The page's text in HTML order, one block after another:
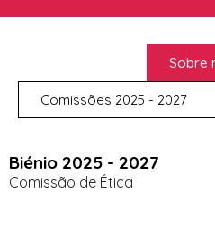
Sobre
Comissões 2025 - 2027
Biénio 2025 - 2027
Comissão de Ética